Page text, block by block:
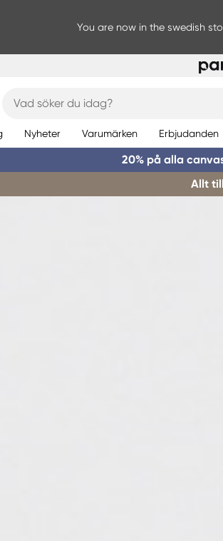
You are now in the swedish
Nyheter Varumärken Erbjudanden
20% på alla
Allt